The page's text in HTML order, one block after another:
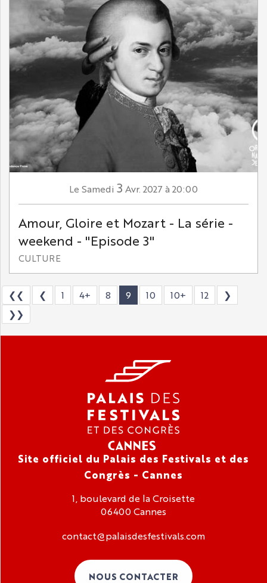
Le Samedi 3 Avr. 2027à 20:00
Amour, Gloire et Mozart - La série -
weekend - "Episode 3"
CULTURE
❮❮ ❮ 1 4+ 8 9 10 10+ 12
❯
❯❯
Site officiel du Palais des Festivals et des
Congrès - Cannes
1, boulevard de la Croisette
06400 Cannes
contact@palaisdesfestivals.com
NOUS CONTACTER